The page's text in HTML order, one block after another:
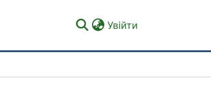
Увійти